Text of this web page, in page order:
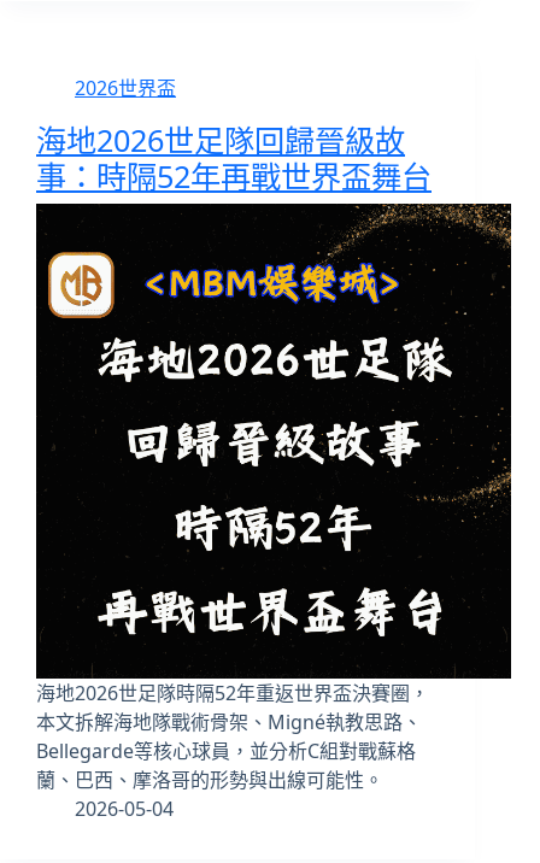
2026世界盃
海地2026世足隊回歸晉級故
事：時隔52年再戰世界盃舞台
海地2026世足隊時隔52年重返世界盃決賽圈，
本文拆解海地隊戰術骨架、Migné執教思路、
Bellegarde等核心球員，並分析C組對戰蘇格
蘭、巴西、摩洛哥的形勢與出線可能性。
2026-05-04